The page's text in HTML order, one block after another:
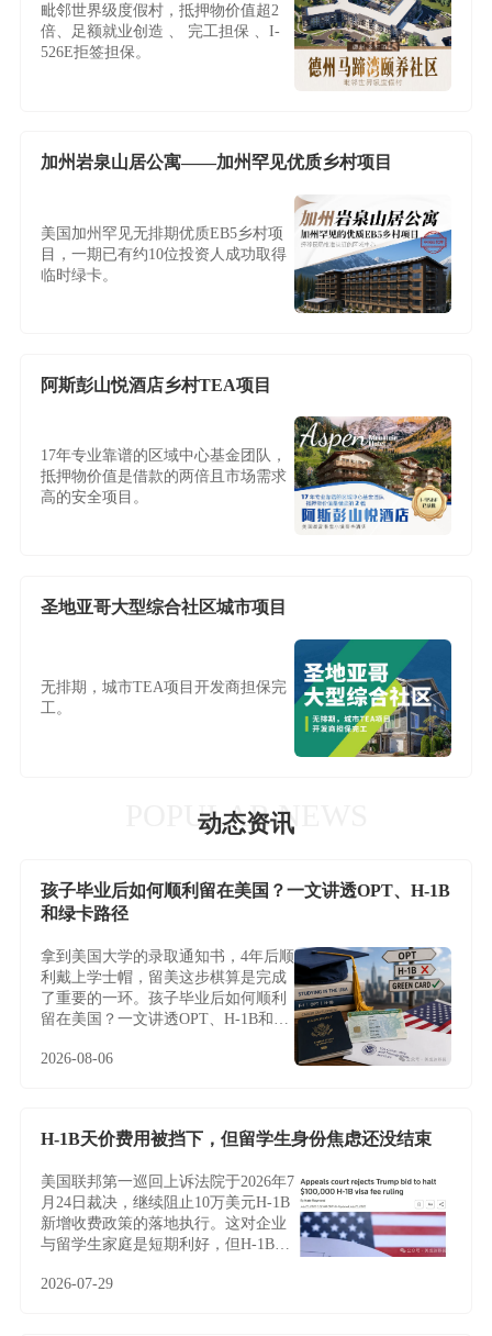
毗邻世界级度假村，抵押物价值超2
倍、足额就业创造 、 完工担保 、I-
526E拒签担保。
加州岩泉山居公寓——加州罕见优质乡村项目
美国加州罕见无排期优质EB5乡村项
目，一期已有约10位投资人成功取得
临时绿卡。
阿斯彭山悦酒店乡村TEA项目
17年专业靠谱的区域中心基金团队，
抵押物价值是借款的两倍且市场需求
高的安全项目。
圣地亚哥大型综合社区城市项目
无排期，城市TEA项目开发商担保完
工。
POPULAR NEWS
动态资讯
孩子毕业后如何顺利留在美国？一文讲透OPT、H-1B
和绿卡路径
拿到美国大学的录取通知书，4年后顺
利戴上学士帽，留美这步棋算是完成
了重要的一环。孩子毕业后如何顺利
留在美国？一文讲透OPT、H-1B和绿
2026-08-06
H-1B天价费用被挡下，但留学生身份焦虑还没结束
美国联邦第一巡回上诉法院于2026年7
月24日裁决，继续阻止10万美元H-1B
新增收费政策的落地执行。这对企业
与留学生家庭是短期利好，但H-1B制
加权抽签、雇主绑定与临时身份——
2026-07-29